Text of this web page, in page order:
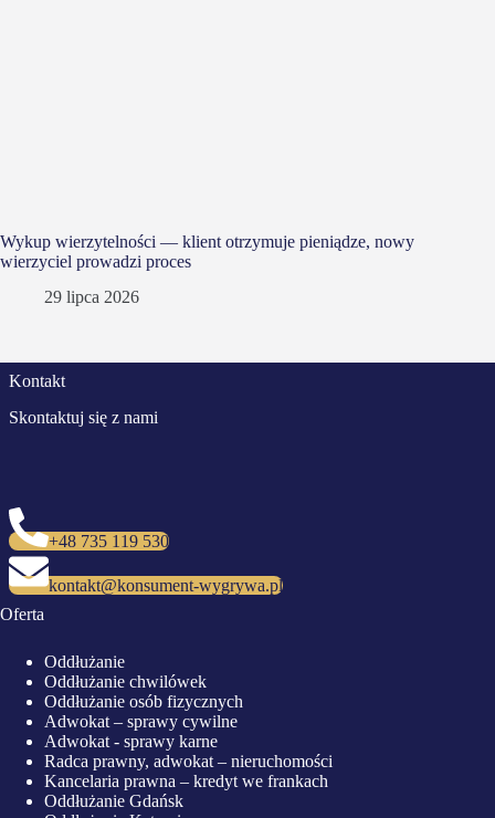
Wykup wierzytelności — klient otrzymuje pieniądze, nowy
wierzyciel prowadzi proces
29 lipca 2026
Kontakt
Skontaktuj się z nami
+48 735 119 530
kontakt@konsument-wygrywa.pl
Oferta
Oddłużanie
Oddłużanie chwilówek
Oddłużanie osób fizycznych
Adwokat – sprawy cywilne
Adwokat - sprawy karne
Radca prawny, adwokat – nieruchomości
Kancelaria prawna – kredyt we frankach
Oddłużanie Gdańsk